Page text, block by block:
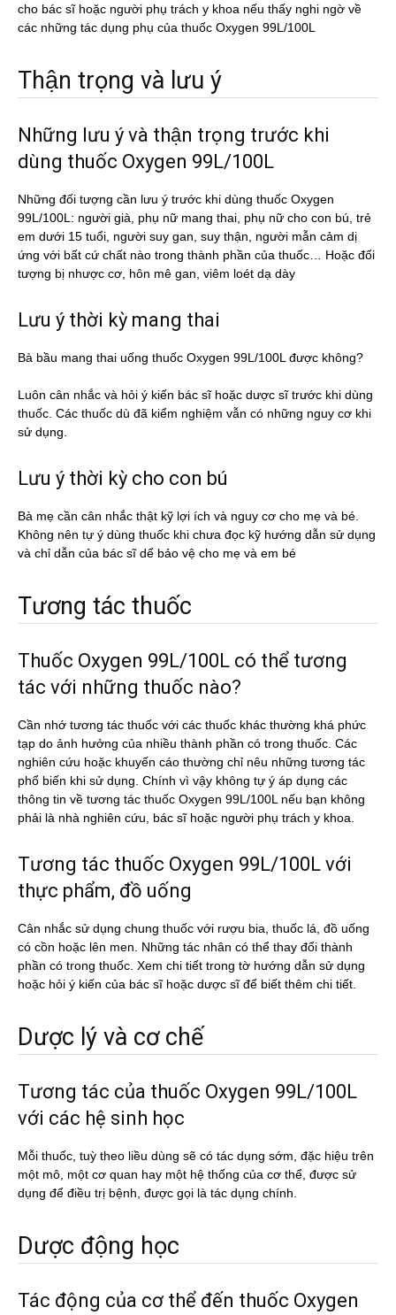
cho bác sĩ hoặc người phụ trách y khoa nếu thấy nghi ngờ về
các những tác dụng phụ của thuốc Oxygen 99L/100L
Thận trọng và lưu ý
Những lưu ý và thận trọng trước khi
dùng thuốc Oxygen 99L/100L
Những đối tượng cần lưu ý trước khi dùng thuốc Oxygen
99L/100L: người già, phụ nữ mang thai, phụ nữ cho con bú, trẻ
em dưới 15 tuổi, người suy gan, suy thận, người mẫn cảm dị
ứng với bất cứ chất nào trong thành phần của thuốc… Hoặc đối
tượng bị nhược cơ, hôn mê gan, viêm loét dạ dày
Lưu ý thời kỳ mang thai
Bà bầu mang thai uống thuốc Oxygen 99L/100L được không?
Luôn cân nhắc và hỏi ý kiến bác sĩ hoặc dược sĩ trước khi dùng
thuốc. Các thuốc dù đã kiểm nghiệm vẫn có những nguy cơ khi
sử dụng.
Lưu ý thời kỳ cho con bú
Bà mẹ cần cân nhắc thật kỹ lợi ích và nguy cơ cho mẹ và bé.
Không nên tự ý dùng thuốc khi chưa đọc kỹ hướng dẫn sử dụng
và chỉ dẫn của bác sĩ dể bảo vệ cho mẹ và em bé
Tương tác thuốc
Thuốc Oxygen 99L/100L có thể tương
tác với những thuốc nào?
Cần nhớ tương tác thuốc với các thuốc khác thường khá phức
tạp do ảnh hưởng của nhiều thành phần có trong thuốc. Các
nghiên cứu hoặc khuyến cáo thường chỉ nêu những tương tác
phổ biến khi sử dụng. Chính vì vậy không tự ý áp dụng các
thông tin về tương tác thuốc Oxygen 99L/100L nếu bạn không
phải là nhà nghiên cứu, bác sĩ hoặc người phụ trách y khoa.
Tương tác thuốc Oxygen 99L/100L với
thực phẩm, đồ uống
Cân nhắc sử dụng chung thuốc với rượu bia, thuốc lá, đồ uống
có cồn hoặc lên men. Những tác nhân có thể thay đổi thành
phần có trong thuốc. Xem chi tiết trong tờ hướng dẫn sử dụng
hoặc hỏi ý kiến của bác sĩ hoặc dược sĩ để biết thêm chi tiết.
Dược lý và cơ chế
Tương tác của thuốc Oxygen 99L/100L
với các hệ sinh học
Mỗi thuốc, tuỳ theo liều dùng sẽ có tác dụng sớm, đặc hiệu trên
một mô, một cơ quan hay một hệ thống của cơ thể, được sử
dụng để điều trị bệnh, được gọi là tác dụng chính.
Dược động học
Tác động của cơ thể đến thuốc Oxygen